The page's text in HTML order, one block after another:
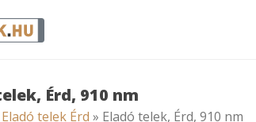
Érd, 910 nm
Eladó telek Érd » Eladó telek, Érd, 910 nm